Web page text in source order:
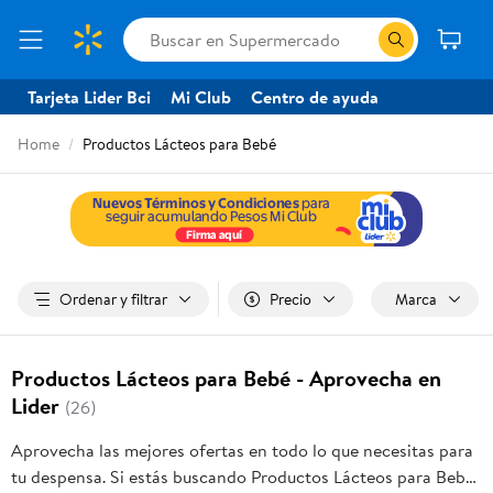
Tarjeta Lider Bci Mi Club Centro de ayuda
Home Productos Lácteos para Bebé
Ordenar y filtrar Precio Marca
Productos Lácteos para Bebé - Aprovecha en
Lider (26)
Aprovecha las mejores ofertas en todo lo que necesitas para
tu despensa. Si estás buscando Productos Lácteos para Bebé,